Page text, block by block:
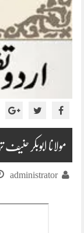
مولانا ابوبکر حنیف
administrator